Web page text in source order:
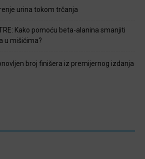
urina tokom trčanja
Kako pomoću beta-alanina smanjiti
u mišićima?
broj finišera iz premijernog izdanja